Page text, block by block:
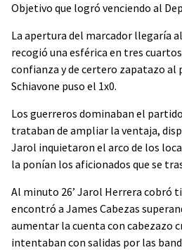
Objetivo que logró venciendo al
La apertura del marcador llegaría
recogió una esférica en tres
confianza y de certero zapatazo al
Schiavone puso el 1x0.
Los guerreros dominaban el
trataban de ampliar la ventaja,
Jarol inquietaron el arco de los
la ponían los aficionados que se
Al minuto 26’ Jarol Herrera cobró
encontró a James Cabezas
aumentar la cuenta con cabezazo
intentaban con salidas por las